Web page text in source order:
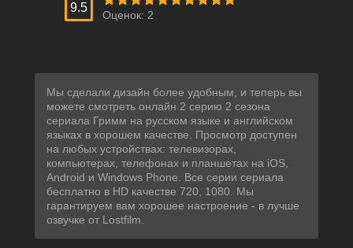
9.5
Оценок: 2
Мы сделали дизайн более удобным, и теперь вы
можете смотреть онлайн 2 серию 2 сезона
сериала Гримм на русском языке и английском
языках в хорошем качестве. Просмотр доступен
на любых устройствах: телевизорах,
компьютерах, телефонах и планшетах на iOS,
Android и Windows Phone. Все серии сериала
бесплатно в HD качестве 720, 1080. Мы
гарантируем вам хорошее настроение - в лучше
озвучке от Lostfilm.